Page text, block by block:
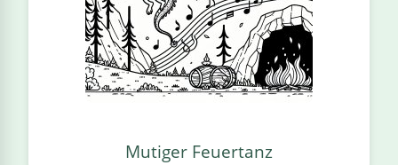
Mutiger Feuertanz